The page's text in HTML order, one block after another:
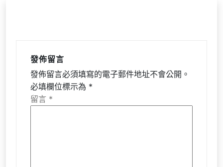
發佈留言
發佈留言必須填寫的電子郵件地址不會公開。
必填欄位標示為 *
留言 *